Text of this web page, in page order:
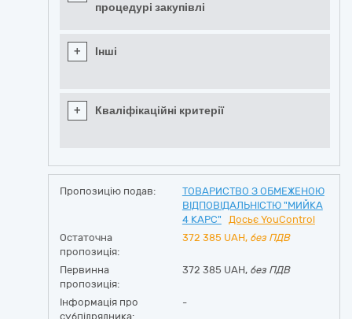
процедурі закупівлі
+ Інші
+ Кваліфікаційні критерії
Пропозицію подав:
ТОВАРИСТВО З ОБМЕЖЕНОЮ
ВІДПОВІДАЛЬНІСТЮ "МИЙКА
4 КАРС"
Досьє YouControl
Остаточна
пропозиція:
372 385 UAH, без ПДВ
Первинна
пропозиція:
372 385 UAH, без ПДВ
Інформація про
субпідрядника:
-